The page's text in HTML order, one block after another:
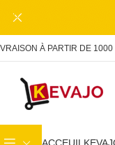
Skip to main content
À PARTIR DE
ACCEUIL